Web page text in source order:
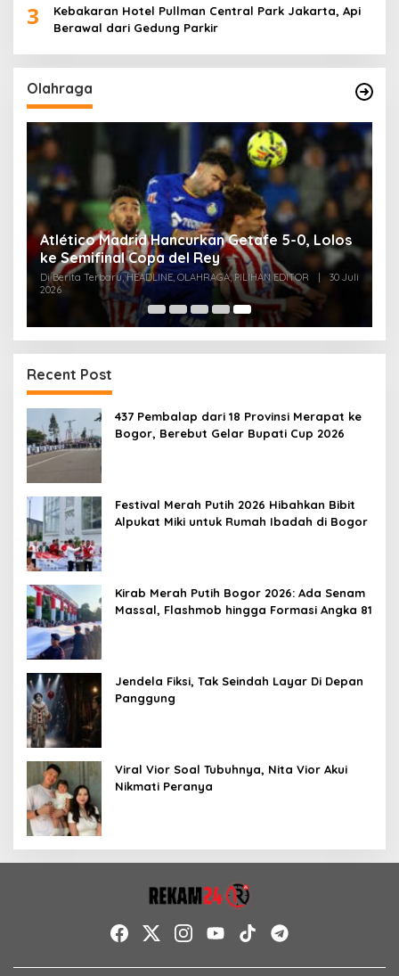
3
Kebakaran Hotel Pullman Central Park Jakarta, Api
Berawal dari Gedung Parkir
Olahraga
Atlético Madrid Hancurkan Getafe 5-0, Lolos
ke Semifinal Copa del Rey
Di Berita Terbaru, HEADLINE, OLAHRAGA, PILIHAN EDITOR
30 Juli
2026
Recent Post
437 Pembalap dari 18 Provinsi Merapat ke
Bogor, Berebut Gelar Bupati Cup 2026
Festival Merah Putih 2026 Hibahkan Bibit
Alpukat Miki untuk Rumah Ibadah di Bogor
Kirab Merah Putih Bogor 2026: Ada Senam
Massal, Flashmob hingga Formasi Angka 81
Jendela Fiksi, Tak Seindah Layar Di Depan
Panggung
Viral Vior Soal Tubuhnya, Nita Vior Akui
Nikmati Peranya